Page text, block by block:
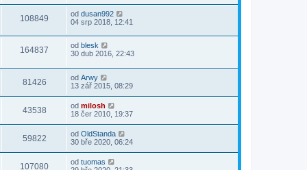
108849 od dusan992
04 srp 2018, 12:41
164837 od blesk
30 dub 2016, 22:43
81426 od Arwy
13 zář 2015, 08:29
43538 od milosh
18 čer 2010, 19:37
59822 od OldStanda
30 bře 2020, 06:24
107080 od tuomas